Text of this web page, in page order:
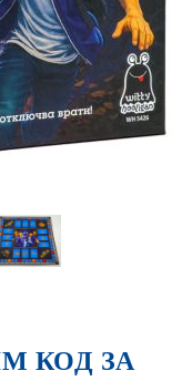
КОД ЗА